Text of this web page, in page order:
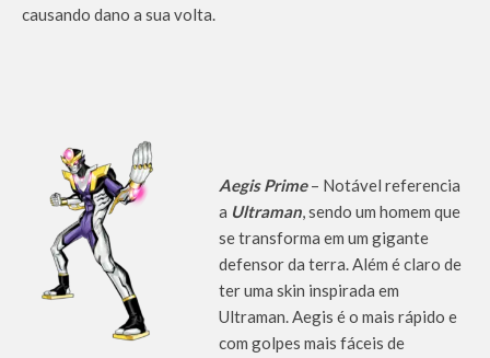
causando dano a sua volta.
Aegis Prime– Notável referencia
a Ultraman, sendo um homem que
se transforma em um gigante
defensor da terra. Além é claro de
ter uma skin inspirada em
Ultraman. Aegis é o mais rápido e
com golpes mais fáceis de